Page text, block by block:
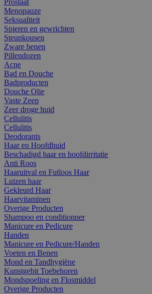
Menopauze
Seksualiteit
Spieren en gewrichten
Steunkousen
Zware benen
Pillendozen
Acne
Bad en Douche
Badproducten
Douche Olie
Vaste Zeep
Zeer droge huid
Cellulitis
Cellulitis
Deodorants
Haar en Hoofdhuid
Beschadigd haar en hoofdirritatie
Anti Roos
Haaruitval en Futloos Haar
Luizen haar
Gekleurd Haar
Haarvitaminen
Overige Producten
Shampoo en conditionner
Manicure en Pedicure
Handen
Manicure en Pedicure/Handen
Voeten en Benen
Mond en Tandhygiëne
Kunstgebit Toebehoren
Mondspoeling en Flosmiddel
Overige Producten